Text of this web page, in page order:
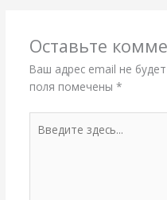
Оставьте
Ваш адрес email не
поля помечены *
здесь...